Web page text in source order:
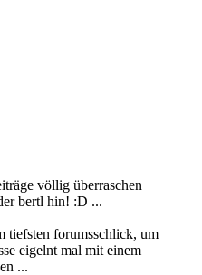
völlig überraschen
bertl hin! :D ...
tiefsten forumsschlick, um
eigelnt mal mit einem
...